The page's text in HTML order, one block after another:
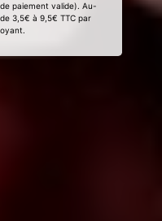
paiement valide). Au-
3,5€ à 9,5€ TTC par